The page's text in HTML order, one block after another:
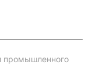
промышленного